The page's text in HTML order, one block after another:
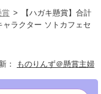
賞
【ハガキ懸賞】合計
ラクター ソトカフェセ
： ものりんず＠懸賞主婦